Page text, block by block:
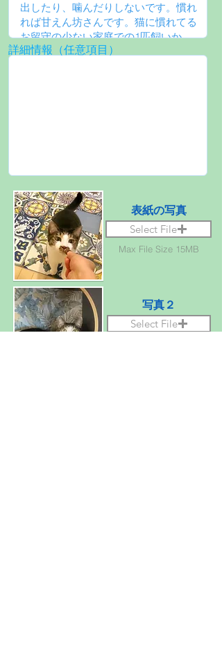
詳細情報（任意項目）
表紙の写真
Select File
Max File Size 15MB
写真２
Select File